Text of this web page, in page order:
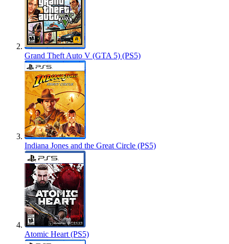
Grand Theft Auto V (GTA 5) (PS5)
Indiana Jones and the Great Circle (PS5)
Atomic Heart (PS5)